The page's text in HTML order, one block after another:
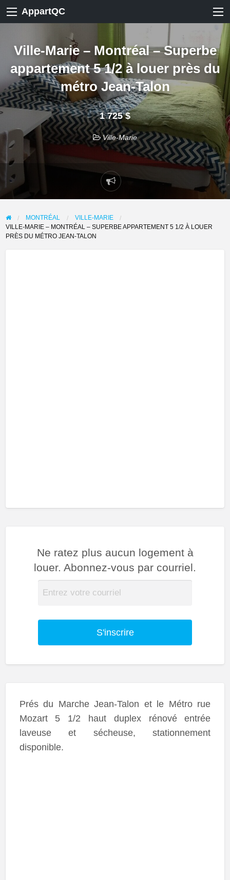
AppartQC
Ville-Marie – Montréal – Superbe
appartement 5 1/2 à louer près du
métro Jean-Talon
1 725 $
Ville-Marie
Signaler
un
problème
MONTRÉAL
VILLE-MARIE
VILLE-MARIE – MONTRÉAL – SUPERBE APPARTEMENT 5 1/2 À LOUER
PRÈS DU MÉTRO JEAN-TALON
Ne ratez plus aucun logement à
louer. Abonnez-vous par courriel.
S'inscrire
Prés du Marche Jean-Talon et le Métro rue
Mozart 5 1/2 haut duplex rénové entrée
laveuse et sécheuse, stationnement
disponible.